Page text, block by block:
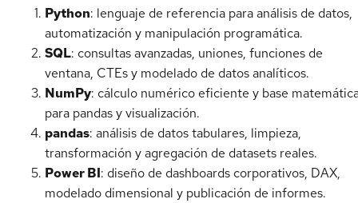
Python: lenguaje de referencia para análisis de datos,
automatización y manipulación programática.
SQL: consultas avanzadas, uniones, funciones de
ventana, CTEs y modelado de datos analíticos.
NumPy: cálculo numérico eficiente y base
para pandas y visualización.
pandas: análisis de datos tabulares, limpieza,
transformación y agregación de datasets reales.
Power BI: diseño de dashboards corporativos, DAX,
modelado dimensional y publicación de informes.